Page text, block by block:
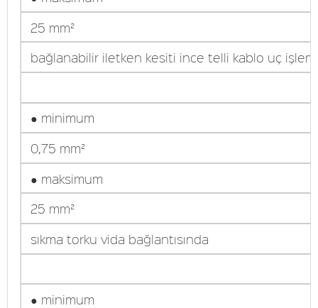
25 mm²
bağlanabilir iletken kesiti ince telli kablo uç
● minimum
0,75 mm²
● maksimum
25 mm²
sıkma torku vida bağlantısında
● minimum